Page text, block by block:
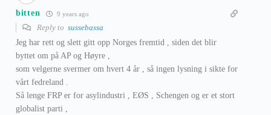
bitten 9 years ago
Reply to sussebassa
Jeg har rett og slett gitt opp Norges fremtid , siden det blir
byttet om på AP og Høyre ,
som velgerne svermer om hvert 4 år , så ingen lysning i sikte for
vårt fedreland .
Så lenge FRP er for asylindustri , EØS , Schengen og er et stort
globalist parti ,